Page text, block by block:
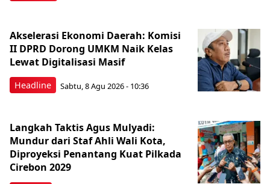
Headline
Akselerasi Ekonomi Daerah: Komisi
II DPRD Dorong UMKM Naik Kelas
Lewat Digitalisasi Masif
Sabtu, 8 Agu 2026 - 10:36
Langkah Taktis Agus Mulyadi:
Mundur dari Staf Ahli Wali Kota,
Diproyeksi Penantang Kuat Pilkada
Cirebon 2029